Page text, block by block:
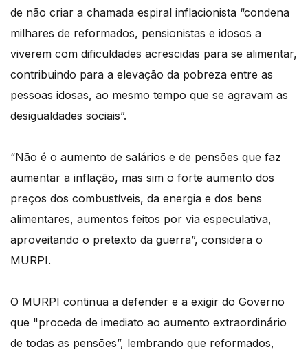
de não criar a chamada espiral inflacionista “condena
milhares de reformados, pensionistas e idosos a
viverem com dificuldades acrescidas para se alimentar,
contribuindo para a elevação da pobreza entre as
pessoas idosas, ao mesmo tempo que se agravam as
desigualdades sociais”.
“Não é o aumento de salários e de pensões que faz
aumentar a inflação, mas sim o forte aumento dos
preços dos combustíveis, da energia e dos bens
alimentares, aumentos feitos por via especulativa,
aproveitando o pretexto da guerra”, considera o
MURPI.
O MURPI continua a defender e a exigir do Governo
que "proceda de imediato ao aumento extraordinário
de todas as pensões”, lembrando que reformados,